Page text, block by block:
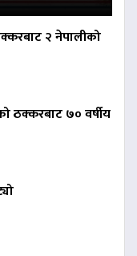
२ नेपालीको
ठक्करबाट ७० वर्षीय